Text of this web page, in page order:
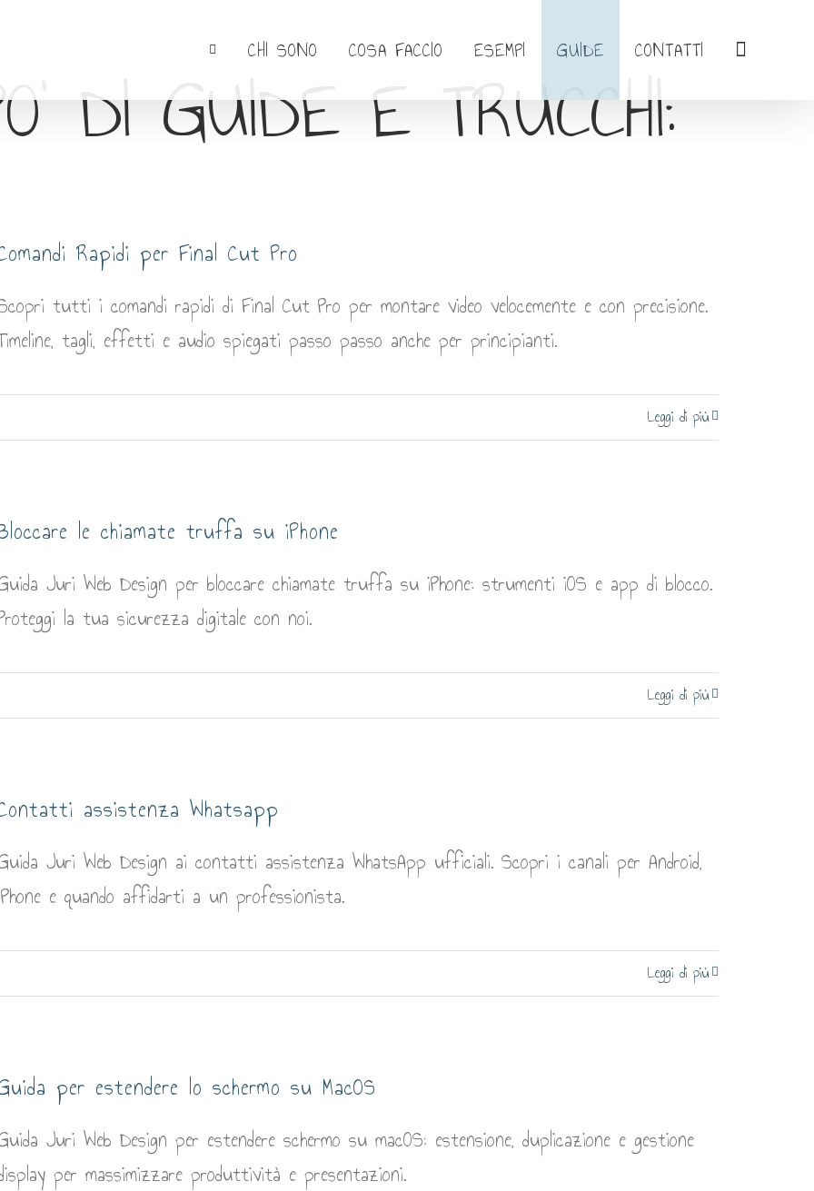
CHI SONO COSA FACCIO ESEMPI GUIDE CONTATTI
DI GUIDE E TRUCCHI:
Rapidi per Final Cut Pro
tutti i comandi rapidi di Final Cut Pro per montare video velocemente e con precisione.
tagli, effetti e audio spiegati passo passo anche per principianti.
Leggi di più
le chiamate truffa su iPhone
Juri Web Design per bloccare chiamate truffa su iPhone: strumenti iOS e app di blocco.
la tua sicurezza digitale con noi.
Leggi di più
assistenza Whatsapp
Juri Web Design ai contatti assistenza WhatsApp ufficiali. Scopri i canali per Android,
e quando affidarti a un professionista.
Leggi di più
per estendere lo schermo su MacOS
Juri Web Design per estendere schermo su macOS: estensione, duplicazione e gestione
per massimizzare produttività e presentazioni.